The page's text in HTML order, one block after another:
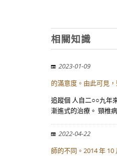
相關知識
2023-01-09
的滿意度。由此可見
追蹤個 人自二○○九年
漸進式的治療。 頸椎
2022-04-22
師的不同。2014 年